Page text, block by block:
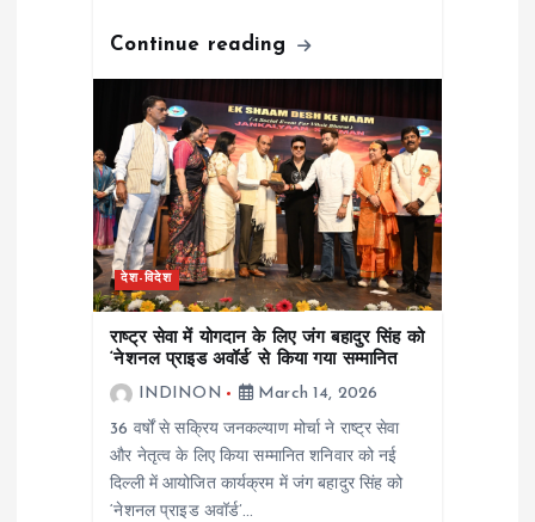
Continue reading
देश-विदेश
राष्ट्र सेवा में योगदान के लिए जंग बहादुर सिंह को
‘नेशनल प्राइड अवॉर्ड’ से किया गया सम्मानित
INDINON
March 14, 2026
36 वर्षों से सक्रिय जनकल्याण मोर्चा ने राष्ट्र सेवा
और नेतृत्व के लिए किया सम्मानित शनिवार को नई
दिल्ली में आयोजित कार्यक्रम में जंग बहादुर सिंह को
‘नेशनल प्राइड अवॉर्ड’…